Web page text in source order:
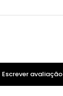
Escrever avaliação